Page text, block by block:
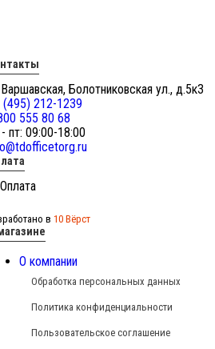
Болотниковская ул., д.5к3
(495) 212-1239
555 80 68
пт: 09:00-18:00
в 10 Вёрст
О компании
Обработка персональных данных
Политика конфиденциальности
Пользовательское соглашение